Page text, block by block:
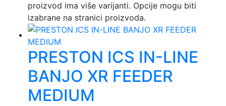
proizvod ima više varijanti. Opcije mogu biti
izabrane na stranici proizvoda.
PRESTON ICS IN-LINE
BANJO XR FEEDER
MEDIUM